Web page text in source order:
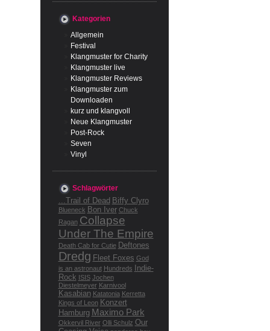
Kategorien
Allgemein
Festival
Klangmuster for Charity
Klangmuster live
Klangmuster Reviews
Klangmuster zum
Downloaden
kurz und klangvoll
Neue Klangmuster
Post-Rock
Seven
Vinyl
Schlagwörter
...Trail of Dead Biffy Clyro
Blueneck Bon Iver Chuck
Ragan Collapse
Under The Empire
Death Cab for Cutie Deftones
Dredg Fleet Foxes God
is an astronaut Hundreds
Indie-
Rock ISIS Jochen
Diestelmeyer Karnivool
Kasabian Katatonia Kerretta
Kings of Leon Konzert
Hamburg Maximo Park
Okkervil River Olli Schulz Our